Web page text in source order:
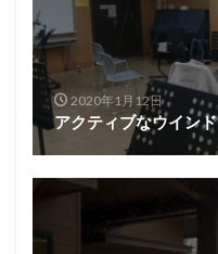
2020年1月12日
アクティブなウインド